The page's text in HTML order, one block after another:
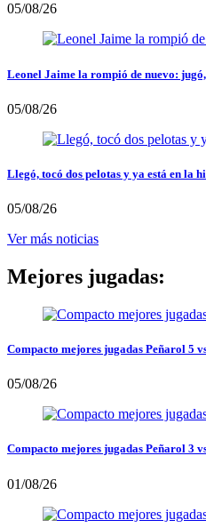
05/08/26
Leonel Jaime la rompió de nuevo:
05/08/26
Llegó, tocó dos pelotas y ya está en la
05/08/26
Ver más noticias
Mejores jugadas:
Compacto mejores jugadas Peñarol 5
05/08/26
Compacto mejores jugadas Peñarol 3
01/08/26